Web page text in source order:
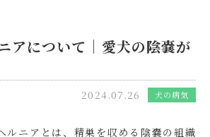
アについて｜愛犬の陰嚢が
2024.07.26 犬の病気
ルニアとは、精巣を収める陰嚢の組織